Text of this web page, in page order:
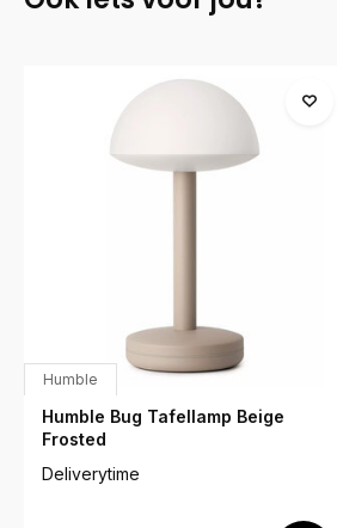
Humble
Humble Bug Tafellamp Beige
Frosted
Deliverytime